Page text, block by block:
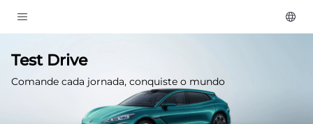
Test Drive
Comande cada jornada, conquiste o mundo